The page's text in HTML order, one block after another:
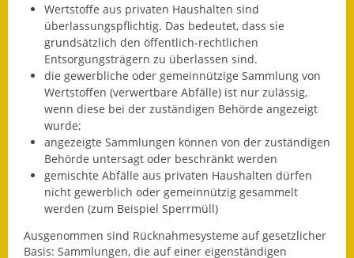
Leichte Sprache
Infos in Leichter Sprache
Mitteilungsblatt
Nachhaltigkeitsbericht
Notfallplanung
Ortsplan
Wertstoffe aus privaten Haushalten sind
überlassungspflichtig. Das bedeutet, dass sie
grundsätzlich den öffentlich-rechtlichen
Entsorgungsträgern zu überlassen sind.
die gewerbliche oder gemeinnützige Sammlung von
Wertstoffen (verwertbare Abfälle) ist nur zulässig,
wenn diese bei der zuständigen Behörde angezeigt
wurde;
angezeigte Sammlungen können von der zuständigen
Behörde untersagt oder beschränkt werden
gemischte Abfälle aus privaten Haushalten dürfen
nicht gewerblich oder gemeinnützig gesammelt
werden (zum Beispiel Sperrmüll)
Ausgenommen sind Rücknahmesysteme auf gesetzlicher
Basis: Sammlungen, die auf einer eigenständigen